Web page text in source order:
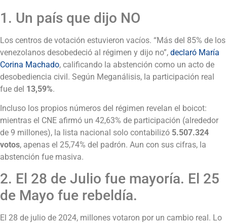
1. Un país que dijo NO
Los centros de votación estuvieron vacíos. “Más del 85% de los
venezolanos desobedeció al régimen y dijo no”, declaró María
Corina Machado, calificando la abstención como un acto de
desobediencia civil. Según Meganálisis, la participación real
fue del 13,59%.
Incluso los propios números del régimen revelan el boicot:
mientras el CNE afirmó un 42,63% de participación (alrededor
de 9 millones), la lista nacional solo contabilizó 5.507.324
votos, apenas el 25,74% del padrón. Aun con sus cifras, la
abstención fue masiva.
2. El 28 de Julio fue mayoría. El 25
de Mayo fue rebeldía.
El 28 de julio de 2024, millones votaron por un cambio real. Lo